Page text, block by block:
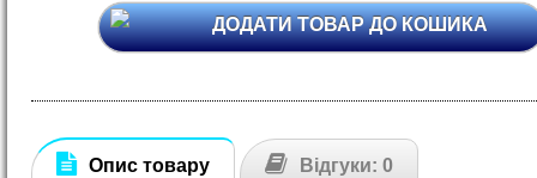
ДОДАТИ ТОВАР ДО КОШИКА
Опис товару Відгуки: 0